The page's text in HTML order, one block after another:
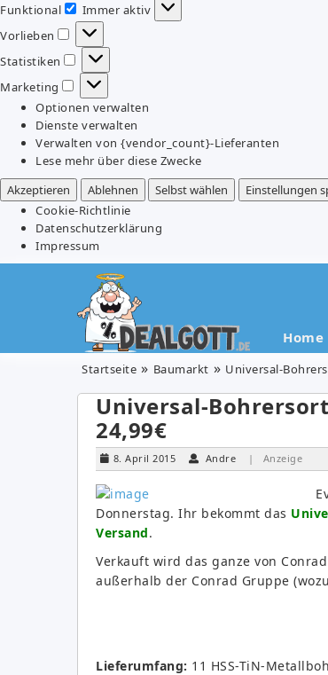
Funktional
Funktional
Immer aktiv
Vorlieben
Vorlieben
Statistiken
Statistiken
Marketing
Marketing
Optionen verwalten
Dienste verwalten
Verwalten von {vendor_count}-Lieferanten
Lese mehr über diese Zwecke
Akzeptieren
Ablehnen Selbst wählen Einstellungen
Cookie-Richtlinie
Datenschutzerklärung
Impressum
Home
Startseite Baumarkt Universal-
Universal-
24,99€
8. April 2015 Andre | Anzeige
Donnerstag. Ihr bekommt das
Versand.
Verkauft wird das ganze von
außerhalb der Conrad Gruppe
Lieferumfang: 11 HSS-TiN-